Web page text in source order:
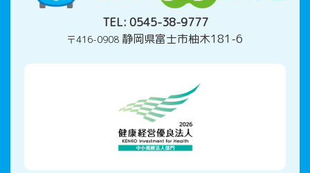
TEL: 0545-38-9777
〒416-0908 静岡県富士市柚木181-6